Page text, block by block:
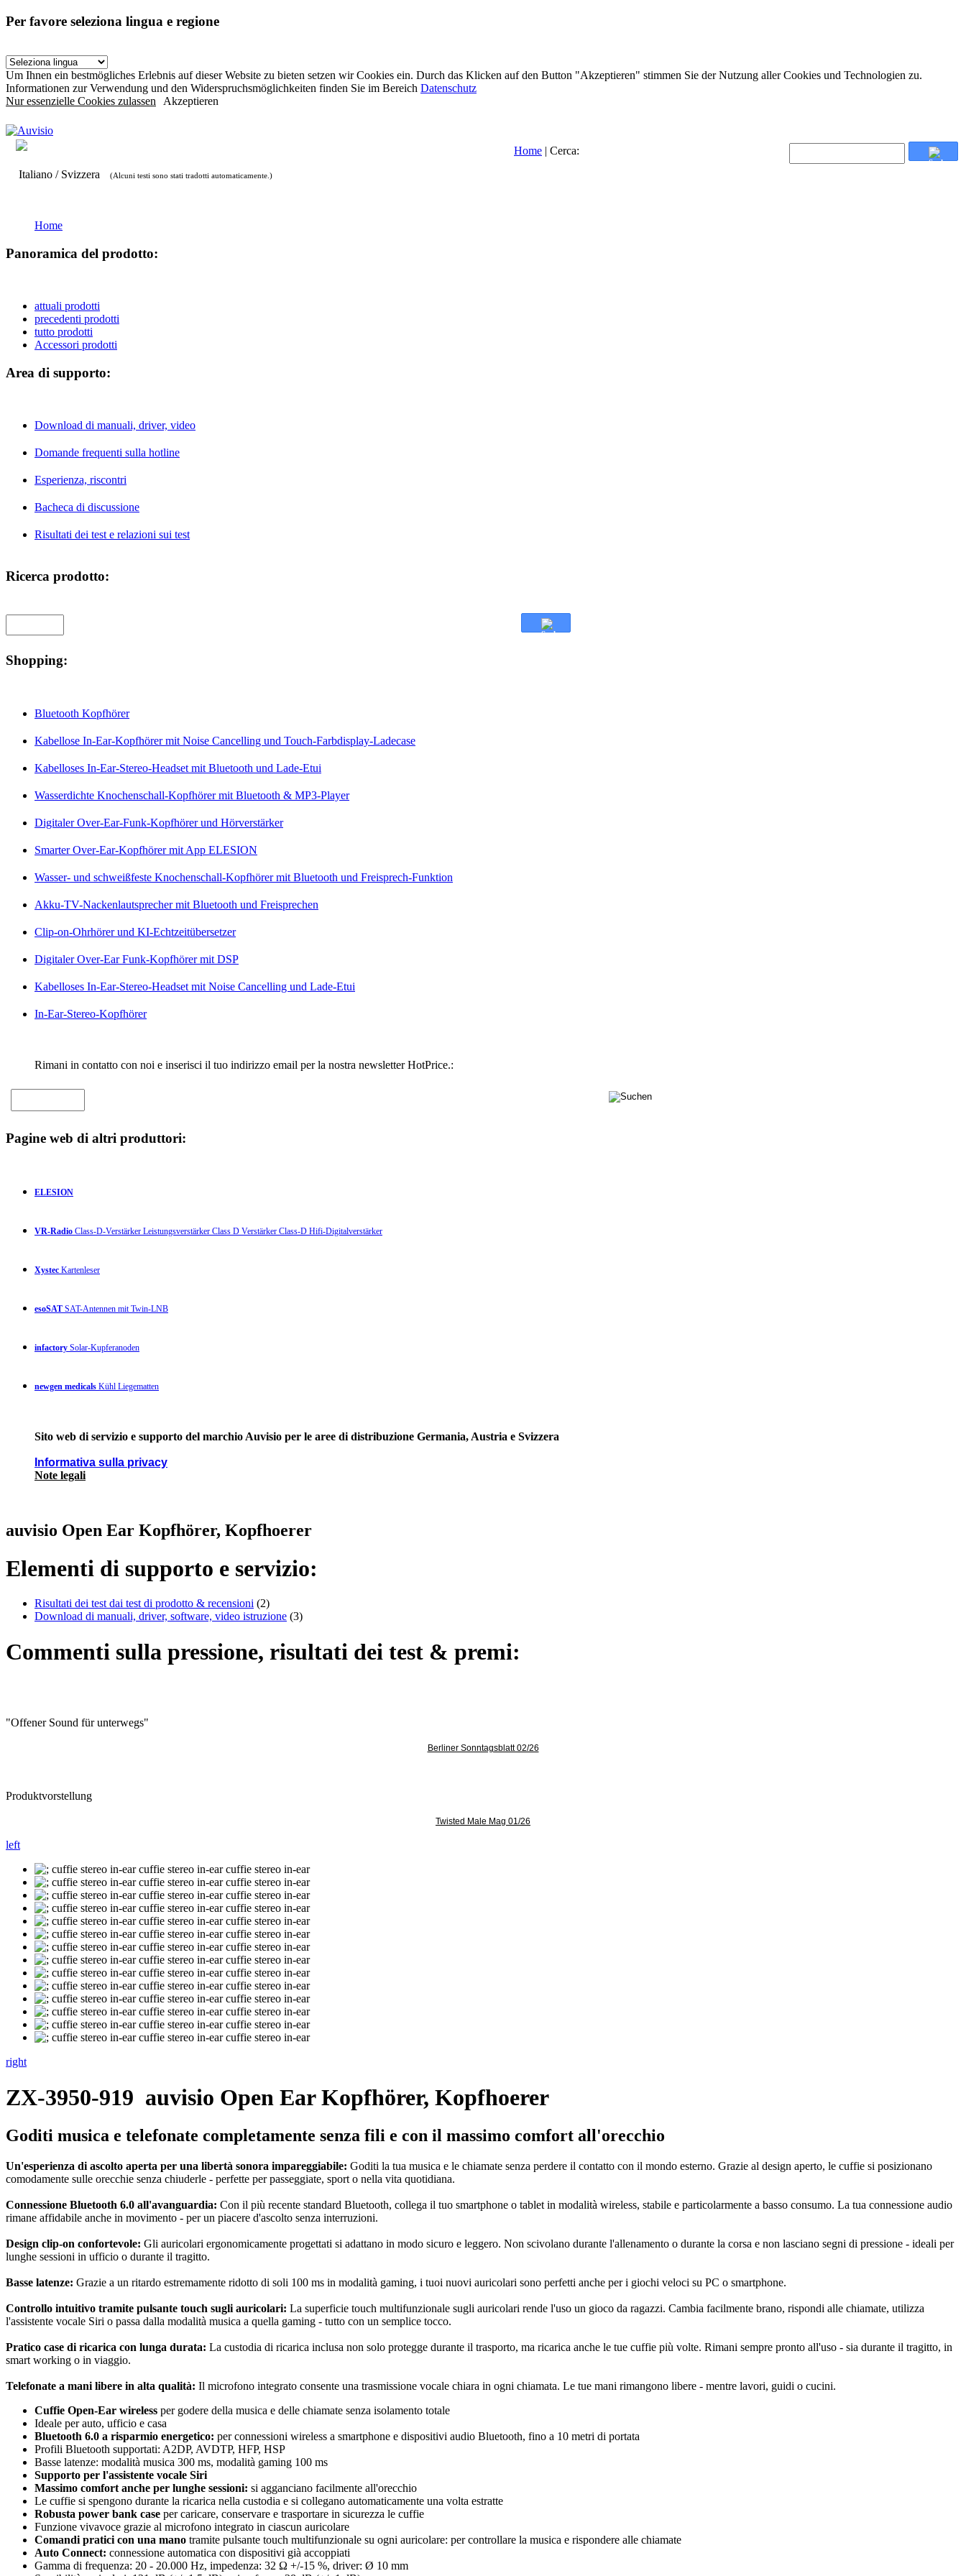
Per favore seleziona lingua e regione
Um Ihnen ein bestmögliches Erlebnis auf dieser Website zu bieten setzen wir Cookies ein. Durch das Klicken auf den Button "Akzeptieren" stimmen Sie der Nutzung aller Cookies und Technologien zu.
Informationen zur Verwendung und den Widerspruchsmöglichkeiten finden Sie im Bereich Datenschutz
Nur essenzielle Cookies zulassen Akzeptieren
Italiano / Svizzera (Alcuni testi sono stati tradotti automaticamente.)
Home | Cerca:
Home
Panoramica del prodotto:
attuali prodotti
precedenti prodotti
tutto prodotti
Accessori prodotti
Area di supporto:
Download di manuali, driver, video
Domande frequenti sulla hotline
Esperienza, riscontri
Bacheca di discussione
Risultati dei test e relazioni sui test
Ricerca prodotto:
Shopping:
Bluetooth Kopfhörer
Kabellose In-Ear-Kopfhörer mit Noise Cancelling und Touch-Farbdisplay-Ladecase
Kabelloses In-Ear-Stereo-Headset mit Bluetooth und Lade-Etui
Wasserdichte Knochenschall-Kopfhörer mit Bluetooth & MP3-Player
Digitaler Over-Ear-Funk-Kopfhörer und Hörverstärker
Smarter Over-Ear-Kopfhörer mit App ELESION
Wasser- und schweißfeste Knochenschall-Kopfhörer mit Bluetooth und Freisprech-Funktion
Akku-TV-Nackenlautsprecher mit Bluetooth und Freisprechen
Clip-on-Ohrhörer und KI-Echtzeitübersetzer
Digitaler Over-Ear Funk-Kopfhörer mit DSP
Kabelloses In-Ear-Stereo-Headset mit Noise Cancelling und Lade-Etui
In-Ear-Stereo-Kopfhörer
Rimani in contatto con noi e inserisci il tuo indirizzo email per la nostra newsletter HotPrice.:
Pagine web di altri produttori:
ELESION
VR-Radio Class-D-Verstärker Leistungsverstärker Class D Verstärker Class-D Hifi-Digitalverstärker
Xystec Kartenleser
esoSAT SAT-Antennen mit Twin-LNB
infactory Solar-Kupferanoden
newgen medicals Kühl Liegematten
Sito web di servizio e supporto del marchio Auvisio per le aree di distribuzione Germania, Austria e Svizzera
Informativa sulla privacy
Note legali
auvisio Open Ear Kopfhörer, Kopfhoerer
Elementi di supporto e servizio:
Risultati dei test dai test di prodotto & recensioni (2)
Download di manuali, driver, software, video istruzione (3)
Commenti sulla pressione, risultati dei test & premi:
"Offener Sound für unterwegs"
Berliner Sonntagsblatt 02/26
Produktvorstellung
Twisted Male Mag 01/26
left
right
ZX-3950-919 auvisio Open Ear Kopfhörer, Kopfhoerer
Goditi musica e telefonate completamente senza fili e con il massimo comfort all'orecchio
Un'esperienza di ascolto aperta per una libertà sonora impareggiabile: Goditi la tua musica e le chiamate senza perdere il contatto con il mondo esterno. Grazie al design aperto, le cuffie si posizionano
comodamente sulle orecchie senza chiuderle - perfette per passeggiate, sport o nella vita quotidiana.
Connessione Bluetooth 6.0 all'avanguardia: Con il più recente standard Bluetooth, collega il tuo smartphone o tablet in modalità wireless, stabile e particolarmente a basso consumo. La tua connessione audio
rimane affidabile anche in movimento - per un piacere d'ascolto senza interruzioni.
Design clip-on confortevole: Gli auricolari ergonomicamente progettati si adattano in modo sicuro e leggero. Non scivolano durante l'allenamento o durante la corsa e non lasciano segni di pressione - ideali per
lunghe sessioni in ufficio o durante il tragitto.
Basse latenze: Grazie a un ritardo estremamente ridotto di soli 100 ms in modalità gaming, i tuoi nuovi auricolari sono perfetti anche per i giochi veloci su PC o smartphone.
Controllo intuitivo tramite pulsante touch sugli auricolari: La superficie touch multifunzionale sugli auricolari rende l'uso un gioco da ragazzi. Cambia facilmente brano, rispondi alle chiamate, utilizza
l'assistente vocale Siri o passa dalla modalità musica a quella gaming - tutto con un semplice tocco.
Pratico case di ricarica con lunga durata: La custodia di ricarica inclusa non solo protegge durante il trasporto, ma ricarica anche le tue cuffie più volte. Rimani sempre pronto all'uso - sia durante il tragitto, in
smart working o in viaggio.
Telefonate a mani libere in alta qualità: Il microfono integrato consente una trasmissione vocale chiara in ogni chiamata. Le tue mani rimangono libere - mentre lavori, guidi o cucini.
Cuffie Open-Ear wireless per godere della musica e delle chiamate senza isolamento totale
Ideale per auto, ufficio e casa
Bluetooth 6.0 a risparmio energetico: per connessioni wireless a smartphone e dispositivi audio Bluetooth, fino a 10 metri di portata
Profili Bluetooth supportati: A2DP, AVDTP, HFP, HSP
Basse latenze: modalità musica 300 ms, modalità gaming 100 ms
Supporto per l'assistente vocale Siri
Massimo comfort anche per lunghe sessioni: si agganciano facilmente all'orecchio
Le cuffie si spengono durante la ricarica nella custodia e si collegano automaticamente una volta estratte
Robusta power bank case per caricare, conservare e trasportare in sicurezza le cuffie
Funzione vivavoce grazie al microfono integrato in ciascun auricolare
Comandi pratici con una mano tramite pulsante touch multifunzionale su ogni auricolare: per controllare la musica e rispondere alle chiamate
Auto Connect: connessione automatica con dispositivi già accoppiati
Gamma di frequenza: 20 - 20.000 Hz, impedenza: 32 Ω +/-15 %, driver: Ø 10 mm